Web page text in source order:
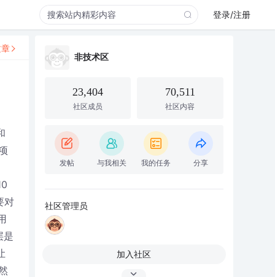
登录/注册
对
是
非技术区
23,404
社区成员
70,511
社区内容
发帖 与我相关 我的任务 分享
社区管理员
加入社区